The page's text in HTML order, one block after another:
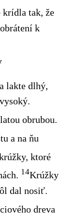
krídla tak, že
k
lakte dlhý,
obrubou.
a na ňu
ktoré
14Krúžky
dal nosiť.
dreva